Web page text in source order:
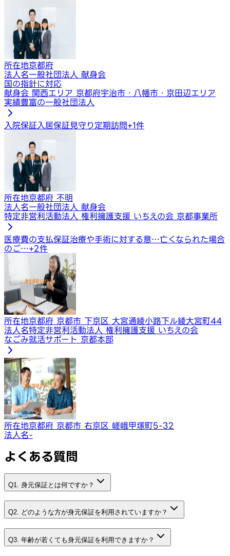
所在地京都府
法人名一般社団法人 献身会
国の指針に対応
献身会 関西エリア 京都府宇治市・八幡市・京田辺エリア
実績豊富の一般社団法人
入院保証 入居保証見守り定期訪問+1件
所在地京都府 不明
法人名一般社団法人 献身会
特定非営利活動法人 権利擁護支援 いちえの会 京都事業所
医療費の支払保証治療や手術に対する意…亡くなられた場合
のご…+2件
所在地京都府 京都市 下京区 大宮通綾小路下ル綾大宮町44
法人名特定非営利活動法人 権利擁護支援 いちえの会
なごみ就活サポート 京都本部
所在地京都府 京都市 右京区 嵯峨甲塚町5-32
法人名-
よくある質問
Q1. 身元保証とは何ですか？
Q2. どのような方が身元保証を利用されていますか？
Q3. 年齢が若くても身元保証を利用できますか？